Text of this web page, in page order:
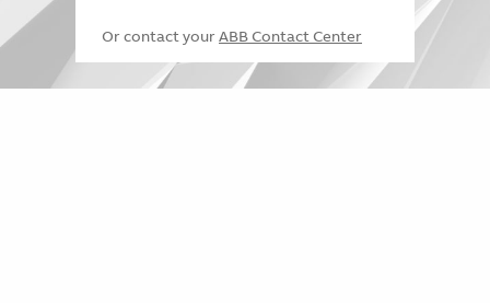
Or contact your ABB Contact Center